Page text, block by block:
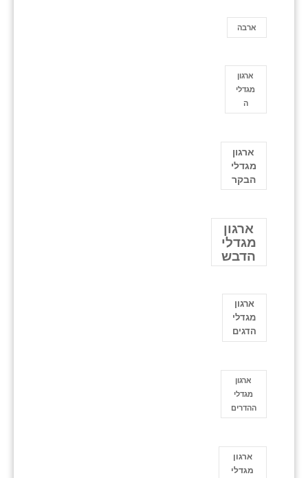
ארבה
ארגון
מגדלי
ה
ארגון
מגדלי
הבקר
ארגון
מגדלי
הדבש
ארגון
מגדלי
הדגים
ארגון
מגדלי
ההדרים
ארגון
מגדלי